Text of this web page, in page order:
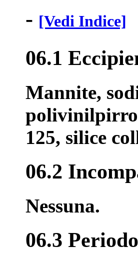
- [Vedi Indice]
06.1
Mannite,
125, silice
06.2
Nessuna.
06.3